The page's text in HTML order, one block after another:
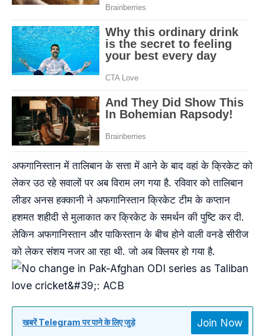
अफगानिस्तान में तालिबान के सत्ता में आने के बाद वहां के क्रिकेट को
लेकर उठ रहे सवालों पर अब विराम लग गया है. रविवार को तालिबान
लीडर अनस हक्कानी ने अफगानिस्तान क्रिकेट टीम के कप्तान
हशमत शहीदी से मुलाकात कर क्रिकेट के समर्थन की पुष्टि कर दी.
लेकिन अफगानिस्तान और पाकिस्तान के बीच होने वाली वनडे सीरीज
को लेकर संशय नजर आ रहा थी. जो अब क्लियर हो गया है.
खबरें Telegram पर पाने के लिए जुड़े Join Now